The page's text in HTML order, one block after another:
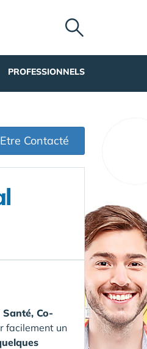
PROFESSIONNELS
Etre Contacté
Co-
facilement un